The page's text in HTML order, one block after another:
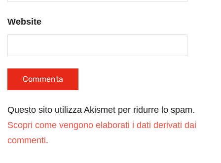
Website
Questo sito utilizza Akismet per ridurre lo spam.
Scopri come vengono elaborati i dati derivati dai
commenti.